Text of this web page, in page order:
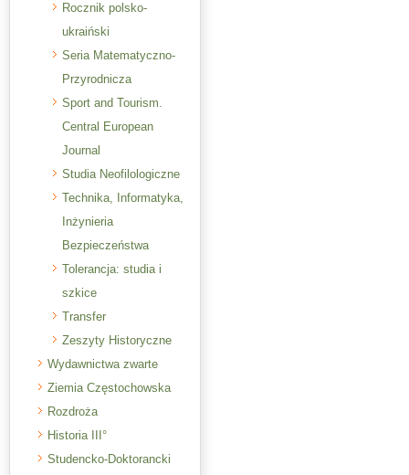
Rocznik polsko-
ukraiński
Seria Matematyczno-
Przyrodnicza
Sport and Tourism.
Central European
Journal
Studia Neofilologiczne
Technika, Informatyka,
Inżynieria
Bezpieczeństwa
Tolerancja: studia i
szkice
Transfer
Zeszyty Historyczne
Wydawnictwa zwarte
Ziemia Częstochowska
Rozdroża
Historia III°
Studencko-Doktorancki